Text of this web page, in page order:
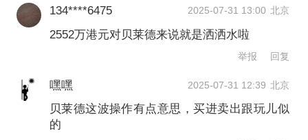
134****6475 2025-07-31 13:00 北京
2552万港元对贝莱德来说就是洒洒水啦
举报 回复
嘿嘿 2025-07-31 12:39 北京
贝莱德这波操作有点意思，买进卖出跟玩儿似
的